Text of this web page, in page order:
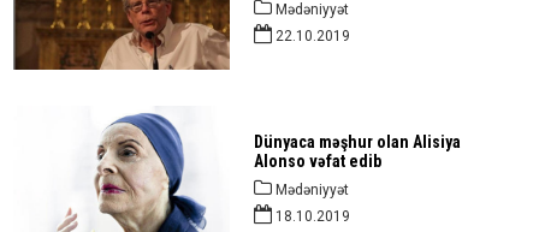
Mədəniyyət
22.10.2019
Dünyaca məşhur olan Alisiya
Alonso vəfat edib
Mədəniyyət
18.10.2019